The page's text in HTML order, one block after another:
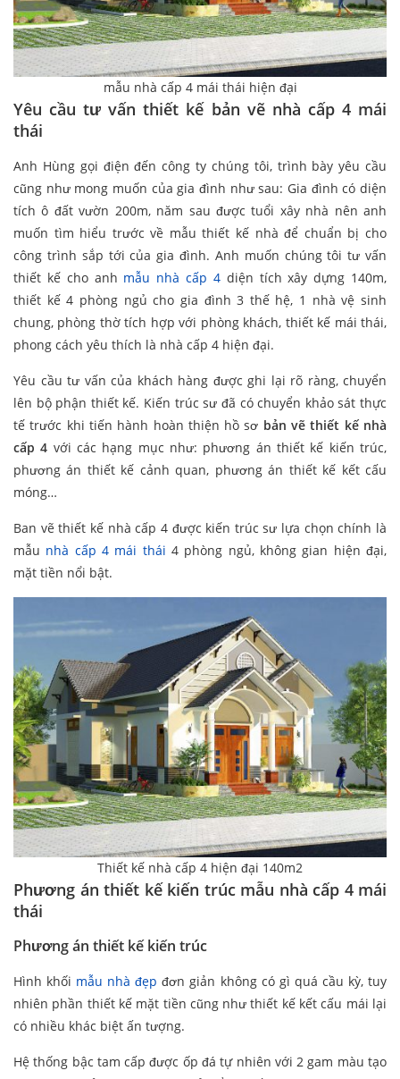
mẫu nhà cấp 4 mái thái hiện đại
Yêu cầu tư vấn thiết kế bản vẽ nhà cấp 4 mái
thái
Anh Hùng gọi điện đến công ty chúng tôi, trình bày yêu cầu
cũng như mong muốn của gia đình như sau: Gia đình có diện
tích ô đất vườn 200m, năm sau được tuổi xây nhà nên anh
muốn tìm hiểu trước về mẫu thiết kế nhà để chuẩn bị cho
công trình sắp tới của gia đình. Anh muốn chúng tôi tư vấn
thiết kế cho anh mẫu nhà cấp 4diện tích xây dựng 140m,
thiết kế 4 phòng ngủ cho gia đình 3 thế hệ, 1 nhà vệ sinh
chung, phòng thờ tích hợp với phòng khách, thiết kế mái thái,
phong cách yêu thích là nhà cấp 4 hiện đại.
Yêu cầu tư vấn của khách hàng được ghi lại rõ ràng, chuyển
lên bộ phận thiết kế. Kiến trúc sư đã có chuyển khảo sát thực
tế trước khi tiến hành hoàn thiện hồ sơ bản vẽ thiết kế nhà
cấp 4 với các hạng mục như: phương án thiết kế kiến trúc,
phương án thiết kế cảnh quan, phương án thiết kế kết cấu
móng…
Ban vẽ thiết kế nhà cấp 4 được kiến trúc sư lựa chọn chính là
mẫu nhà cấp 4 mái thái 4 phòng ngủ, không gian hiện đại,
mặt tiền nổi bật.
Thiết kế nhà cấp 4 hiện đại 140m2
Phương án thiết kế kiến trúc mẫu nhà cấp 4 mái
thái
Phương án thiết kế kiến trúc
Hình khối mẫu nhà đẹp đơn giản không có gì quá cầu kỳ, tuy
nhiên phần thiết kế mặt tiền cũng như thiết kế kết cấu mái lại
có nhiều khác biệt ấn tượng.
Hệ thống bậc tam cấp được ốp đá tự nhiên với 2 gam màu tạo